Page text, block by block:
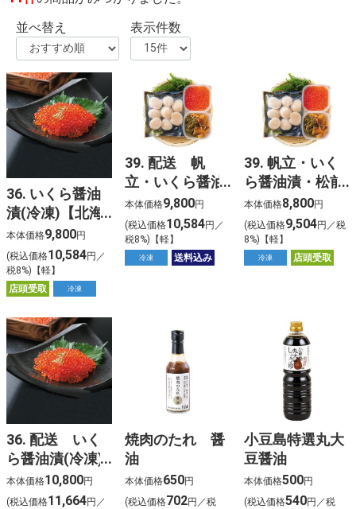
並べ替え
表示件数
36. いくら醤油
漬(冷凍)【北海
道ご予約 店頭お
渡し】
本体価格9,800円
(税込価格10,584円／
税8%)【軽】
店頭受取
冷凍
39. 配送 帆
立・いくら醤油
漬・松前漬セッ
ト(冷凍)【北海
道ご予約 配送】
本体価格9,800円
(税込価格10,584円／
税8%)【軽】
冷凍 送料込み
39. 帆立・いく
ら醤油漬・松前
漬セット(冷凍)
【北海道ご予約
店頭お渡し】
本体価格8,800円
(税込価格9,504円／税
8%)【軽】
冷凍 店頭受取
36. 配送 いく
ら醤油漬(冷凍)
【北海道ご予約
配送】
本体価格10,800円
(税込価格11,664円／
焼肉のたれ 醤
油
本体価格650円
(税込価格702円／税
小豆島特選丸大
豆醤油
本体価格500円
(税込価格540円／税